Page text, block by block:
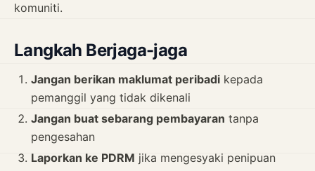
komuniti.
Langkah Berjaga-jaga
Jangan berikan maklumat peribadi kepada
pemanggil yang tidak dikenali
Jangan buat sebarang pembayaran tanpa
pengesahan
Laporkan ke PDRM jika mengesyaki penipuan